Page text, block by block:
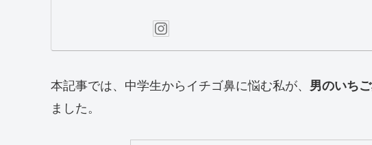
本記事では、中学生からイチゴ鼻に悩む私が、 男のいち
ました。